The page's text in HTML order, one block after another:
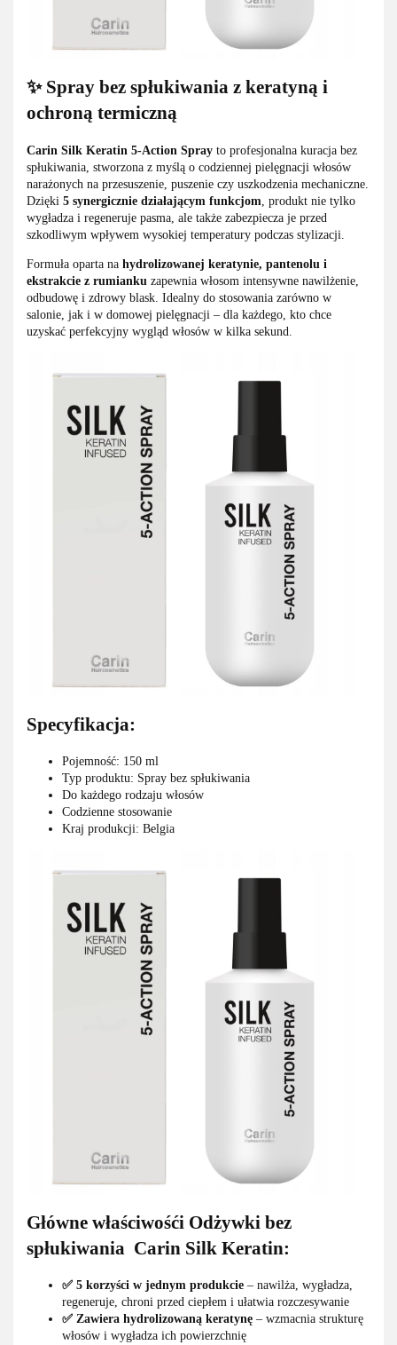
✨ Spray bez spłukiwania z keratyną i
ochroną termiczną
Carin Silk Keratin 5-Action Spray to profesjonalna kuracja bez
spłukiwania, stworzona z myślą o codziennej pielęgnacji włosów
narażonych na przesuszenie, puszenie czy uszkodzenia mechaniczne.
Dzięki 5 synergicznie działającym funkcjom , produkt nie tylko
wygładza i regeneruje pasma, ale także zabezpiecza je przed
szkodliwym wpływem wysokiej temperatury podczas stylizacji.
Formuła oparta na hydrolizowanej keratynie, pantenolu i
ekstrakcie z rumianku zapewnia włosom intensywne nawilżenie,
odbudowę i zdrowy blask. Idealny do stosowania zarówno w
salonie, jak i w domowej pielęgnacji – dla każdego, kto chce
uzyskać perfekcyjny wygląd włosów w kilka sekund.
Specyfikacja:
Pojemność: 150 ml
Typ produktu: Spray bez spłukiwania
Do każdego rodzaju włosów
Codzienne stosowanie
Kraj produkcji: Belgia
Główne właściwośći Odżywki bez
spłukiwania Carin Silk Keratin:
✅ 5 korzyści w jednym produkcie – nawilża, wygładza,
regeneruje, chroni przed ciepłem i ułatwia rozczesywanie
✅ Zawiera hydrolizowaną keratynę – wzmacnia strukturę
włosów i wygładza ich powierzchnię